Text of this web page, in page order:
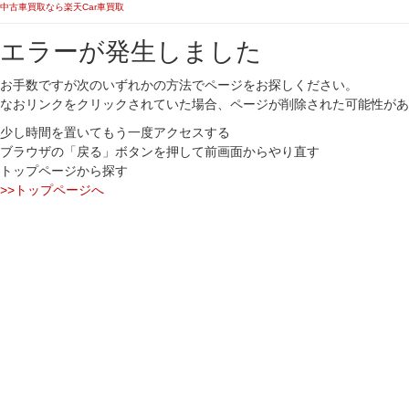
中古車買取なら楽天Car車買取
エラーが発生しました
お手数ですが次のいずれかの方法でページをお探しください。
なおリンクをクリックされていた場合、ページが削除された可能性が
少し時間を置いてもう一度アクセスする
ブラウザの「戻る」ボタンを押して前画面からやり直す
トップページから探す
>>トップページへ